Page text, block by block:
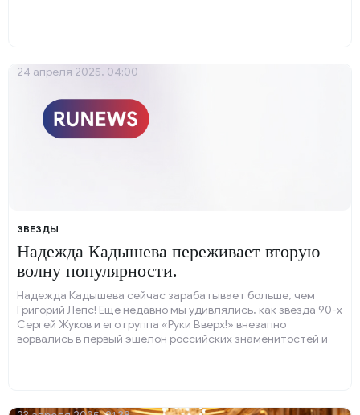
ЗВЕЗДЫ
Надежда Кадышева переживает вторую
волну популярности.
Надежда Кадышева сейчас зарабатывает больше, чем
Григорий Лепс! Ещё недавно мы удивлялись, как звезда 90-х
Сергей Жуков и его группа «Руки Вверх!» внезапно
ворвались в первый эшелон российских знаменитостей и
24 апреля 2025, 04:00